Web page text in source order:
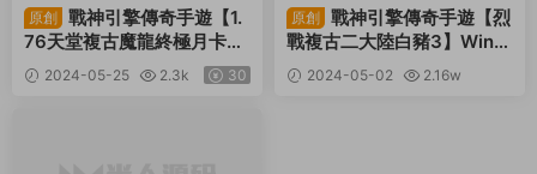
原創
戰神引擎傳奇手遊【1.
76天堂複古魔龍終極月卡第
三版】Win一鍵服務端+安卓
蘋果雙端+GM後台+視頻架
2024-05-25 2.3k 30
原創
戰神引擎傳奇手遊【烈
戰複古二大陸白豬3】Win一
鍵服務端+GM授權後台+安
卓蘋果雙端+視頻架設教程
2024-05-02
2.16w